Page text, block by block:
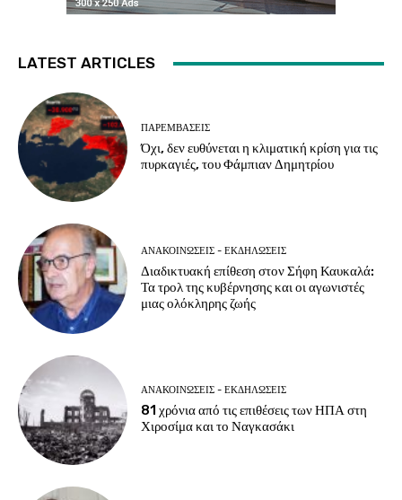
LATEST ARTICLES
ΠΑΡΕΜΒΑΣΕΙΣ
Όχι, δεν ευθύνεται η κλιματική κρίση για τις
πυρκαγιές, του Φάμπιαν Δημητρίου
ΑΝΑΚΟΙΝΩΣΕΙΣ - ΕΚΔΗΛΩΣΕΙΣ
Διαδικτυακή επίθεση στον Σήφη Καυκαλά:
Τα τρολ της κυβέρνησης και οι αγωνιστές
μιας ολόκληρης ζωής
ΑΝΑΚΟΙΝΩΣΕΙΣ - ΕΚΔΗΛΩΣΕΙΣ
81 χρόνια από τις επιθέσεις των ΗΠΑ στη
Χιροσίμα και το Ναγκασάκι